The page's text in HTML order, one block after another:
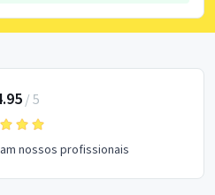
/ 5
nossos profissionais